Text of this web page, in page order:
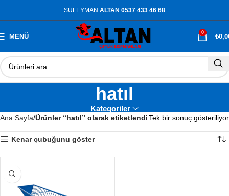
SÜLEYMAN ALTAN 0537 433 46 68
MENÜ
0
₺
hatıl
Kategoriler
Ana Sayfa Ürünler “hatıl” olarak etiketlendiTek bir sonuç gösteriliyor
Kenar çubuğunu göster